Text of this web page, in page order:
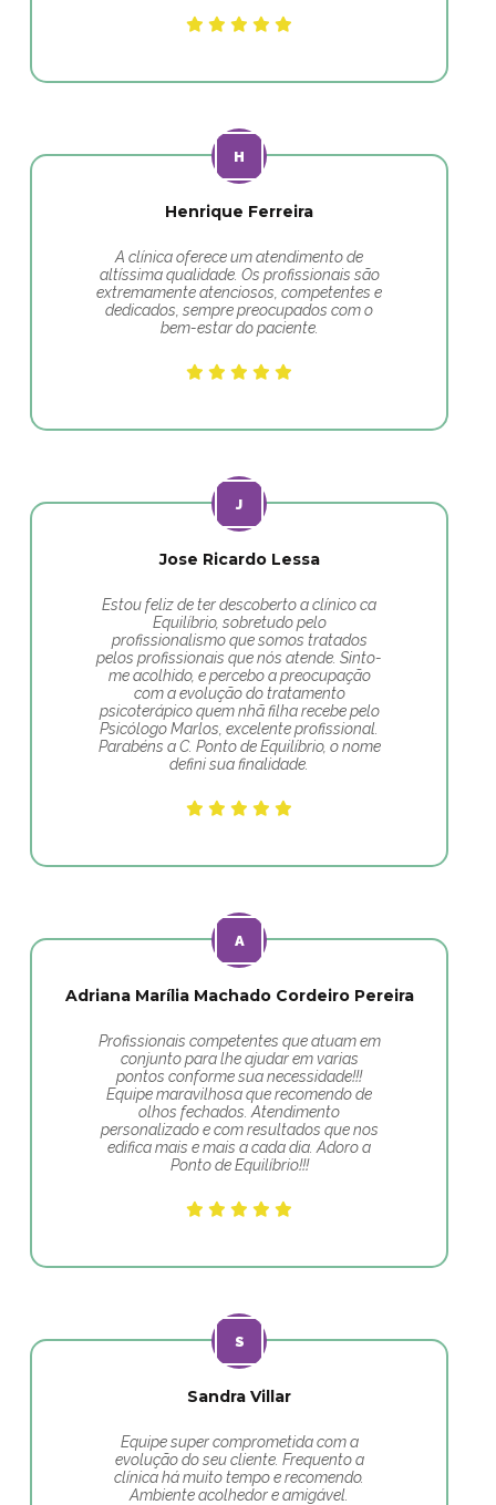
Henrique Ferreira
A clínica oferece um atendimento de
altíssima qualidade. Os profissionais são
extremamente atenciosos, competentes e
dedicados, sempre preocupados com o
bem-estar do paciente.
Jose Ricardo Lessa
Estou feliz de ter descoberto a clínico ca
Equilíbrio, sobretudo pelo
profissionalismo que somos tratados
pelos profissionais que nós atende. Sinto-
me acolhido, e percebo a preocupação
com a evolução do tratamento
psicoterápico quem nhã filha recebe pelo
Psicólogo Marlos, excelente profissional.
Parabéns a C. Ponto de Equilíbrio, o nome
defini sua finalidade.
Adriana Marília Machado Cordeiro Pereira
Profissionais competentes que atuam em
conjunto para lhe ajudar em varias
pontos conforme sua necessidade!!!
Equipe maravilhosa que recomendo de
olhos fechados. Atendimento
personalizado e com resultados que nos
edifica mais e mais a cada dia. Adoro a
Ponto de Equilíbrio!!!
Sandra Villar
Equipe super comprometida com a
evolução do seu cliente. Frequento a
clínica há muito tempo e recomendo.
Ambiente acolhedor e amigável.